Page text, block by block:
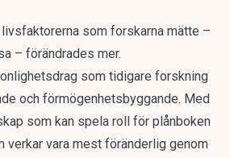
som forskarna mätte –
– förändrades mer.
som tidigare forskning
och förmögenhetsbyggande. Med
som kan spela roll för plånboken
verkar vara mest föränderlig genom